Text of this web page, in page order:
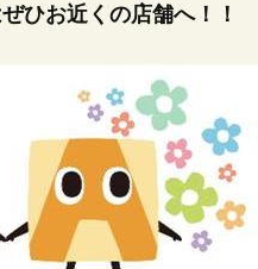
ひお近くの店舗へ！！